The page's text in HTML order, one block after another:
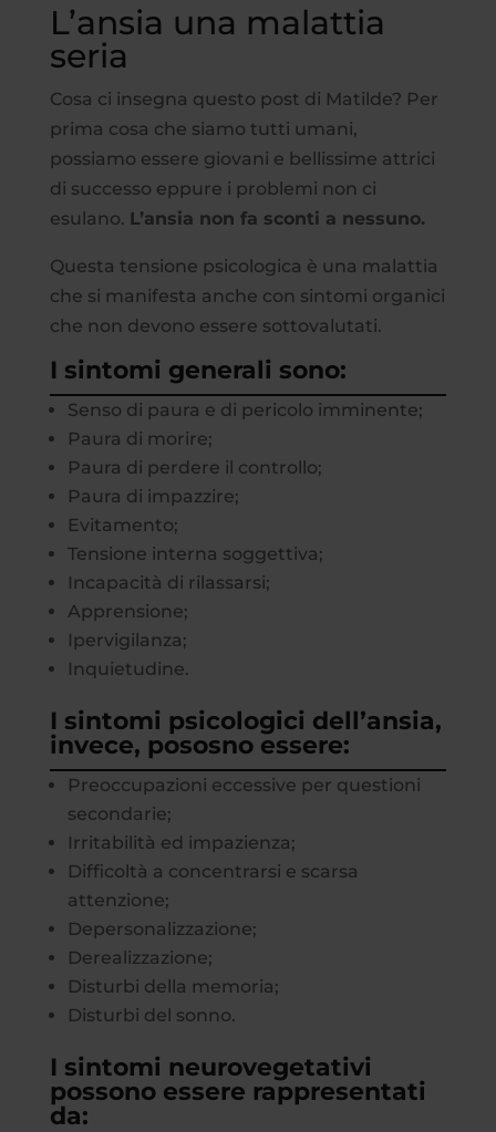
L’ansia una malattia
seria
Cosa ci insegna questo post di Matilde? Per
prima cosa che siamo tutti umani,
possiamo essere giovani e bellissime attrici
di successo eppure i problemi non ci
esulano. L’ansia non fa sconti a nessuno.
Questa tensione psicologica è una malattia
che si manifesta anche con sintomi organici
che non devono essere sottovalutati.
I sintomi generali sono:
Senso di paura e di pericolo imminente;
Paura di morire;
Paura di perdere il controllo;
Paura di impazzire;
Evitamento;
Tensione interna soggettiva;
Incapacità di rilassarsi;
Apprensione;
Ipervigilanza;
Inquietudine.
I sintomi psicologici dell’ansia,
invece, pososno essere:
Preoccupazioni eccessive per questioni
secondarie;
Irritabilità ed impazienza;
Difficoltà a concentrarsi e scarsa
attenzione;
Depersonalizzazione;
Derealizzazione;
Disturbi della memoria;
Disturbi del sonno.
I sintomi neurovegetativi
possono essere rappresentati
da: